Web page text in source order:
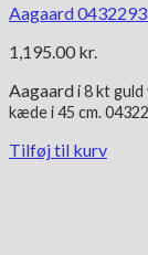
Aagaard
1,195.00 kr.
Aagaardi 8 kt guld
kæde i 45 cm.
Tilføj til kurv